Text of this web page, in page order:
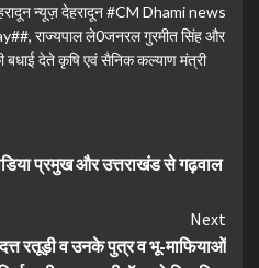
न्यूज़ देहरादून #CM Dhami news
, राज्यपाल ले0जनरल गुरमीत सिंह और
बधाई देते कृषि एवं सैनिक कल्याण मंत्री
प्रमुख और उत्तराखंड से गढ़वाल
Next
रतूड़ी व उनके पुत्र व भू-माफियाओं